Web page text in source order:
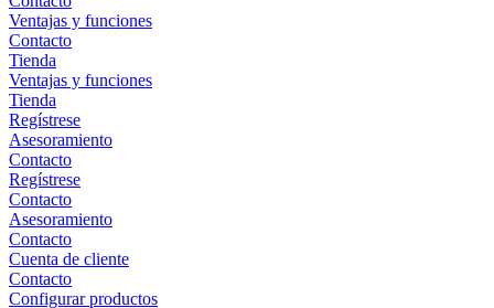
Ventajas y funciones
Contacto
Tienda
Ventajas y funciones
Tienda
Regístrese
Asesoramiento
Contacto
Regístrese
Contacto
Asesoramiento
Contacto
Cuenta de cliente
Contacto
Configurar productos